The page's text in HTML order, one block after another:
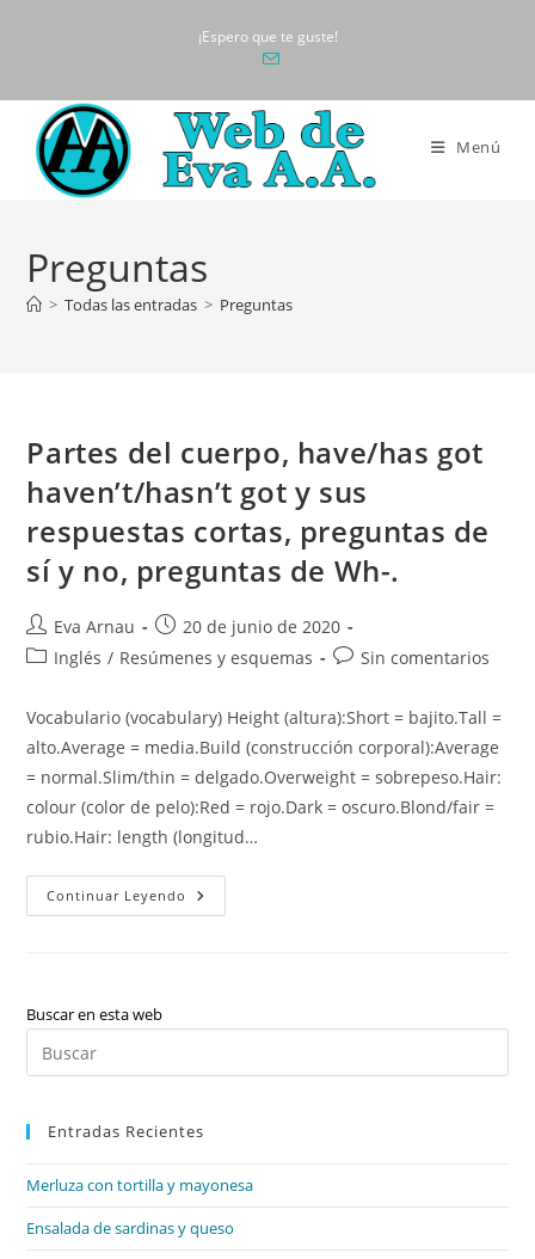
¡Espero que te guste!
Menú
Preguntas
> Todas las entradas > Preguntas
Partes del cuerpo, have/has got
haven’t/hasn’t got y sus
respuestas cortas, preguntas de
sí y no, preguntas de Wh-.
Autor
de
Eva Arnau
Publicación
de
20 de junio de 2020
Categoría
la
entrada:
Inglés / Resúmenes y esquemas
Comentarios
la
entrada:
Sin comentarios
Vocabulario (vocabulary) Height (altura):Short = bajito.Tall =
alto.Average = media.Build (construcción corporal):Average
= normal.Slim/thin = delgado.Overweight = sobrepeso.Hair:
colour (color de pelo):Red = rojo.Dark = oscuro.Blond/fair =
rubio.Hair: length (longitud…
Continuar Leyendo Partes
Del
Sus
Preguntas
Y
De
Wh-.
Buscar en esta web
Entradas Recientes
Merluza con tortilla y mayonesa
Ensalada de sardinas y queso